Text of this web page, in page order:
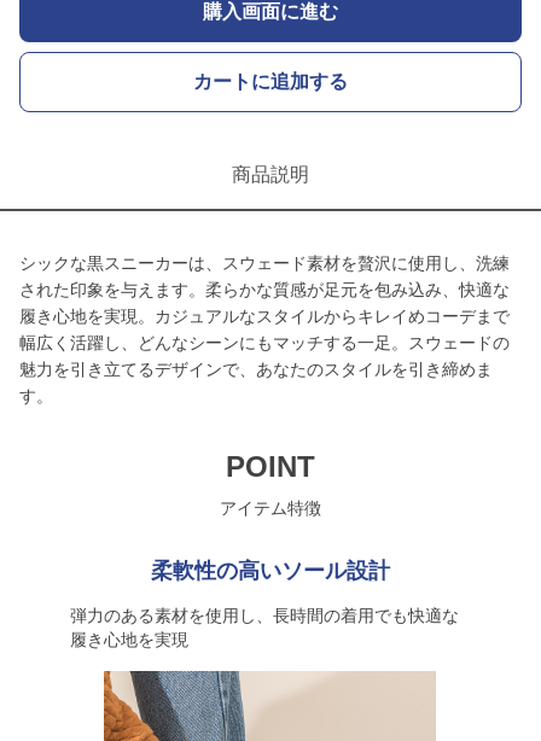
購入画面に進む
カートに追加する
商品説明
シックな黒スニーカーは、スウェード素材を贅沢に使用し、洗練
された印象を与えます。柔らかな質感が足元を包み込み、快適な
履き心地を実現。カジュアルなスタイルからキレイめコーデまで
幅広く活躍し、どんなシーンにもマッチする一足。スウェードの
魅力を引き立てるデザインで、あなたのスタイルを引き締めま
す。
POINT
アイテム特徴
柔軟性の高いソール設計
弾力のある素材を使用し、長時間の着用でも快適な
履き心地を実現